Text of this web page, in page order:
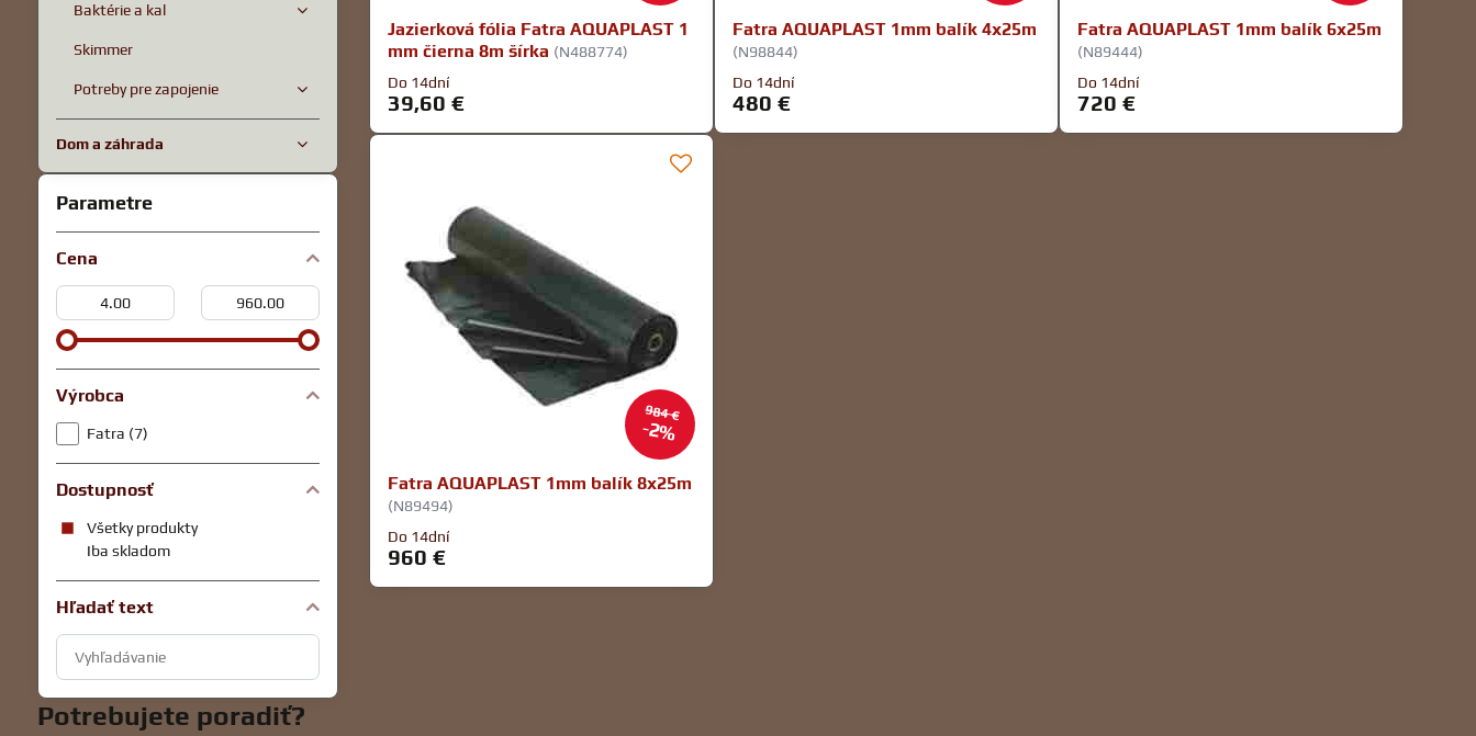
Jazierková fólia Fatra AQUAPLAST 1
mm čierna 8m šírka (N488774)
Do 14dní
39,60 €
Fatra AQUAPLAST 1mm balík 4x25m
(N98844)
Do 14dní
480 €
Fatra AQUAPLAST 1mm balík 6x25m
(N89444)
Do 14dní
720 €
984 €
2%
Fatra AQUAPLAST 1mm balík 8x25m
(N89494)
Do 14dní
960 €
Parametre
Cena
Od:
Do:
Výrobca
Fatra (7)
Dostupnosť
Všetky produkty
Iba skladom
Hľadať text
Prehľadať
výsledky
filtra
fulltextom
Potrebujete poradiť?
Baktérie a kal
Skimmer
Potreby pre zapojenie
Dom a záhrada